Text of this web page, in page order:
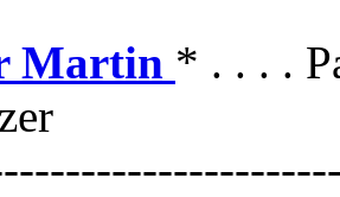
Martin * . . . .